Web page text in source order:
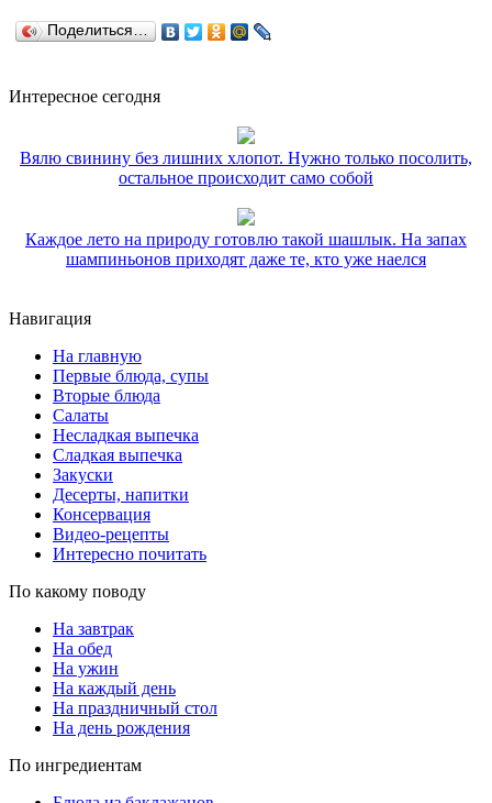
Поделиться…
Интересное сегодня
Вялю свинину без лишних хлопот. Нужно только посолить,
остальное происходит само собой
Каждое лето на природу готовлю такой шашлык. На запах
шампиньонов приходят даже те, кто уже наелся
Навигация
На главную
Первые блюда, супы
Вторые блюда
Салаты
Несладкая выпечка
Сладкая выпечка
Закуски
Десерты, напитки
Консервация
Видео-рецепты
Интересно почитать
По какому поводу
На завтрак
На обед
На ужин
На каждый день
На праздничный стол
На день рождения
По ингредиентам